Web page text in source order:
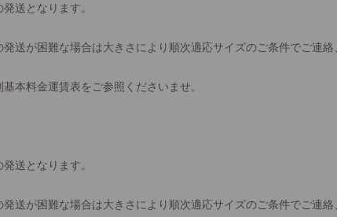
送となります。
発送が困難な場合は大きさにより順次適応サイズのご条件でご連
本料金運賃表をご参照くださいませ。
送となります。
発送が困難な場合は大きさにより順次適応サイズのご条件でご連